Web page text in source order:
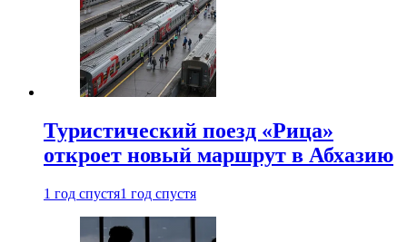
Туристический поезд «Рица»
откроет новый маршрут в Абхазию
1 год спустя1 год спустя